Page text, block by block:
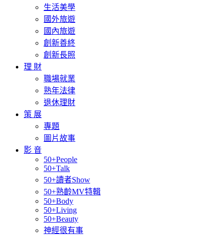
生活美學
國外旅遊
國內旅遊
創新善終
創新長照
理 財
職場就業
熟年法律
退休理財
策 展
專題
圖片故事
影 音
50+People
50+Talk
50+讀者Show
50+熟齡MV特輯
50+Body
50+Living
50+Beauty
神經很有事